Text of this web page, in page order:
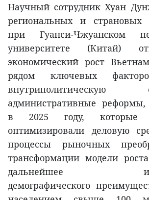
Научный сотрудник Хуан
региональных и страновых
при Гуанси-Чжуанском
университете (Китай)
экономический рост
рядом ключевых
внутриполитическую
административные
в 2025 году, которые
оптимизировали деловую
процессы рыночных
трансформации модели
дальнейшее
демографического